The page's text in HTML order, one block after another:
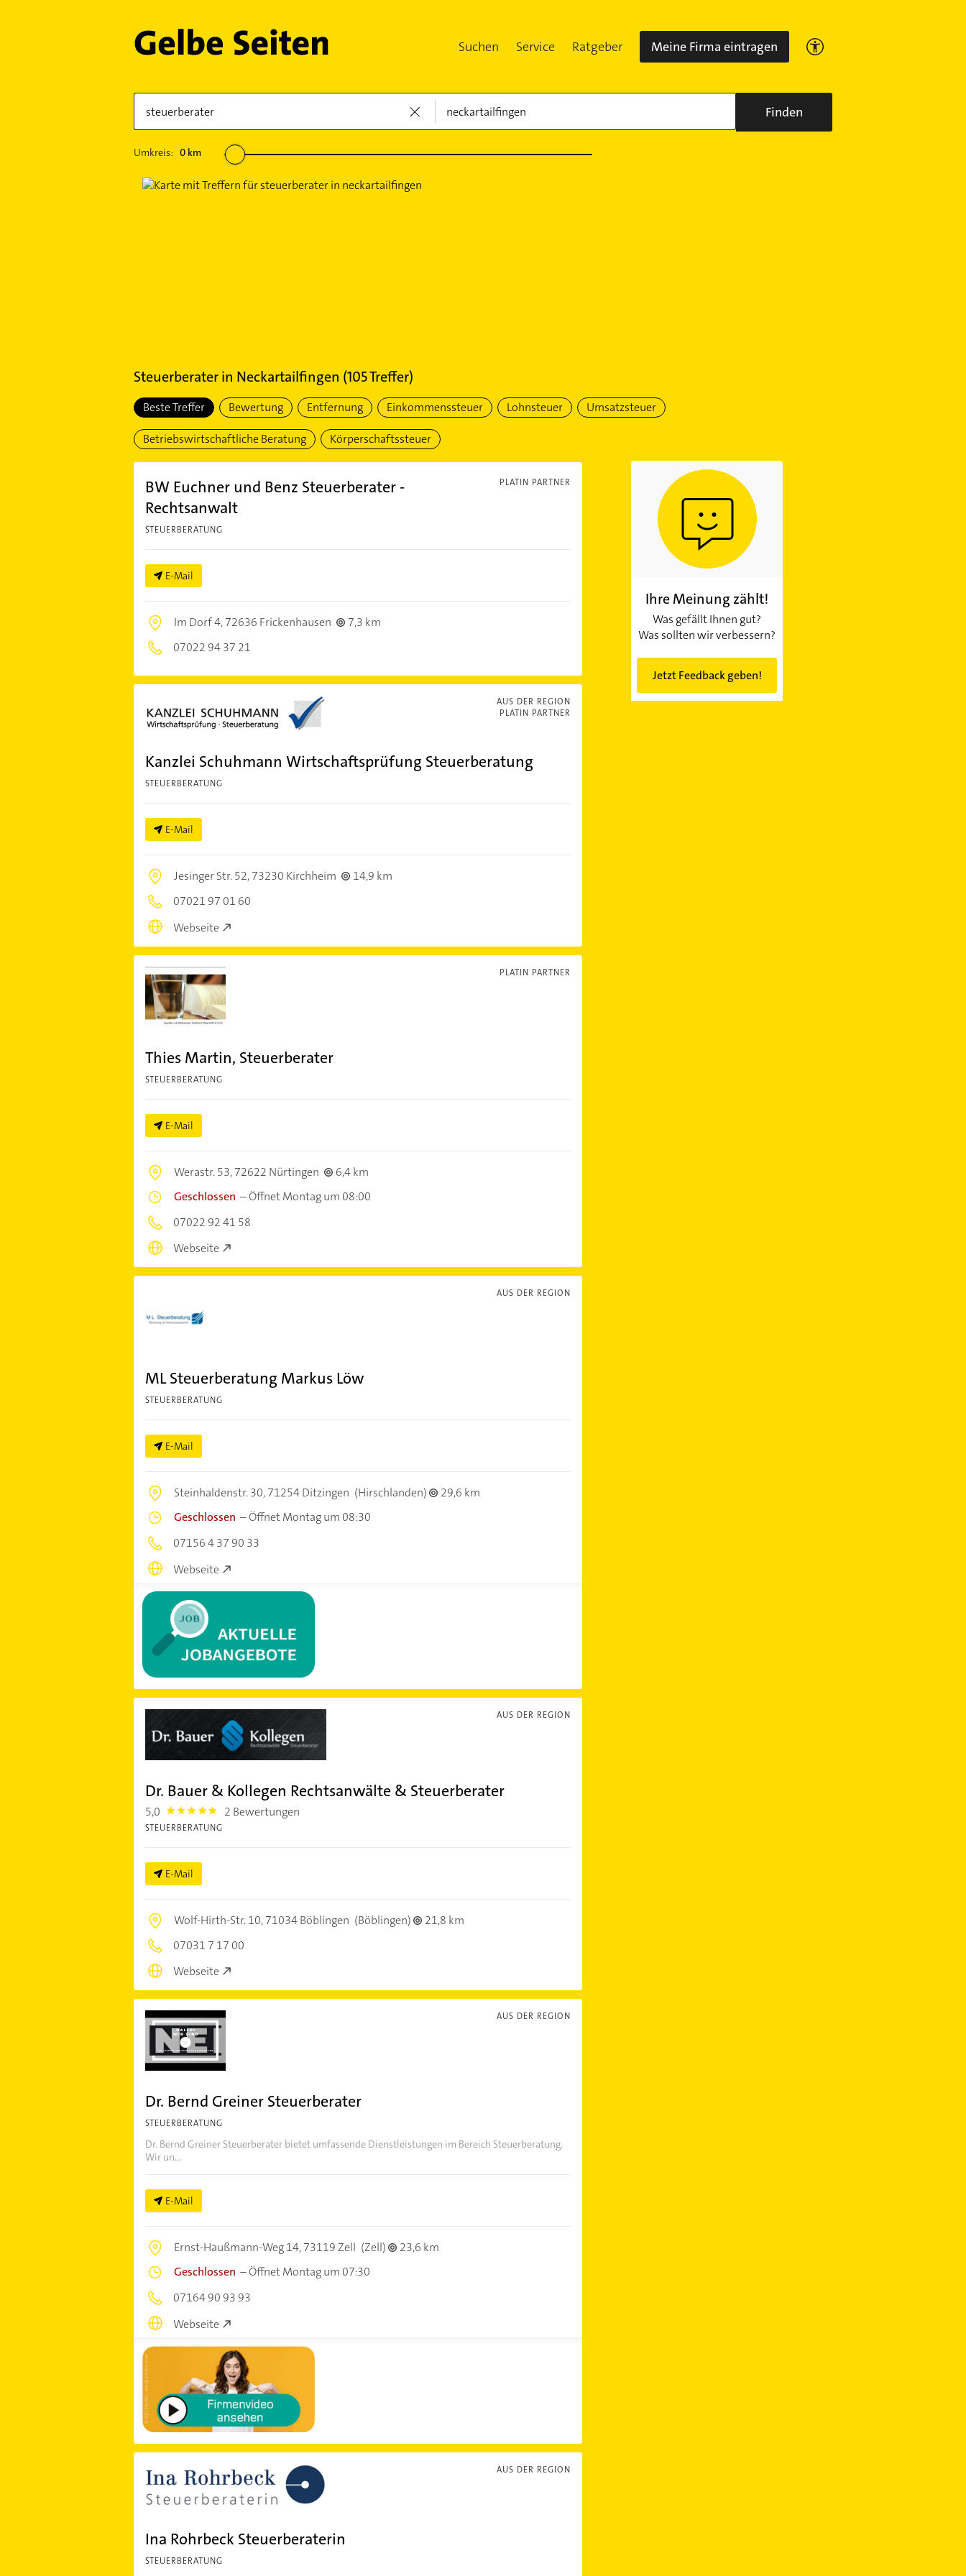
Suchen Service Ratgeber Meine Firma eintragen
Finden
Umkreis: 0km
Steuerberaterin Neckartailfingen (105Treffer)
Beste Treffer Bewertung Entfernung Einkommenssteuer Lohnsteuer Umsatzsteuer
Betriebswirtschaftliche Beratung Körperschaftssteuer
PLATIN PARTNER
BW Euchner und Benz Steuerberater -
Rechtsanwalt
STEUERBERATUNG
E-Mail
Im Dorf 4,72636 Frickenhausen
7,3 km
07022 94 37 21
AUS DER REGION
PLATIN PARTNER
Kanzlei Schuhmann Wirtschaftsprüfung Steuerberatung
STEUERBERATUNG
E-Mail
Jesinger Str. 52,73230 Kirchheim
14,9 km
07021 97 01 60
Webseite
PLATIN PARTNER
Thies Martin, Steuerberater
STEUERBERATUNG
E-Mail
Werastr. 53,72622 Nürtingen
6,4 km
Geschlossen –Öffnet Montag um 08:00
07022 92 41 58
Webseite
AUS DER REGION
ML Steuerberatung Markus Löw
STEUERBERATUNG
E-Mail
Steinhaldenstr. 30,71254 Ditzingen (Hirschlanden)
29,6 km
Geschlossen –Öffnet Montag um 08:30
07156 4 37 90 33
Webseite
AUS DER REGION
Dr. Bauer & Kollegen Rechtsanwälte & Steuerberater
5,0 5.0 2 Bewertungen
STEUERBERATUNG
E-Mail
Wolf-Hirth-Str. 10,71034 Böblingen (Böblingen)
21,8 km
07031 7 17 00
Webseite
AUS DER REGION
Dr. Bernd Greiner Steuerberater
STEUERBERATUNG
Dr. Bernd Greiner Steuerberater bietet umfassende Dienstleistungen im Bereich Steuerberatung.
Wir un...
E-Mail
Ernst-Haußmann-Weg 14,73119 Zell (Zell)
23,6 km
Geschlossen –Öffnet Montag um 07:30
07164 90 93 93
Webseite
AUS DER REGION
Ina Rohrbeck Steuerberaterin
STEUERBERATUNG
Ihre Meinung zählt!
Was gefällt Ihnen gut?
Was sollten wir verbessern?
Jetzt Feedback geben!